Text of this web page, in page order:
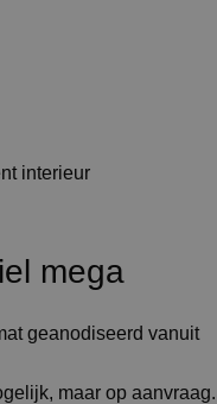
interieur
mega
geanodiseerd vanuit
maar op aanvraag.